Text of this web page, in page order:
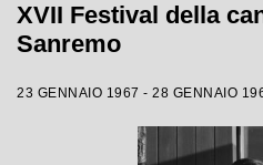
XVII Festival della
Sanremo
23 GENNAIO 1967 - 28 GENNAIO